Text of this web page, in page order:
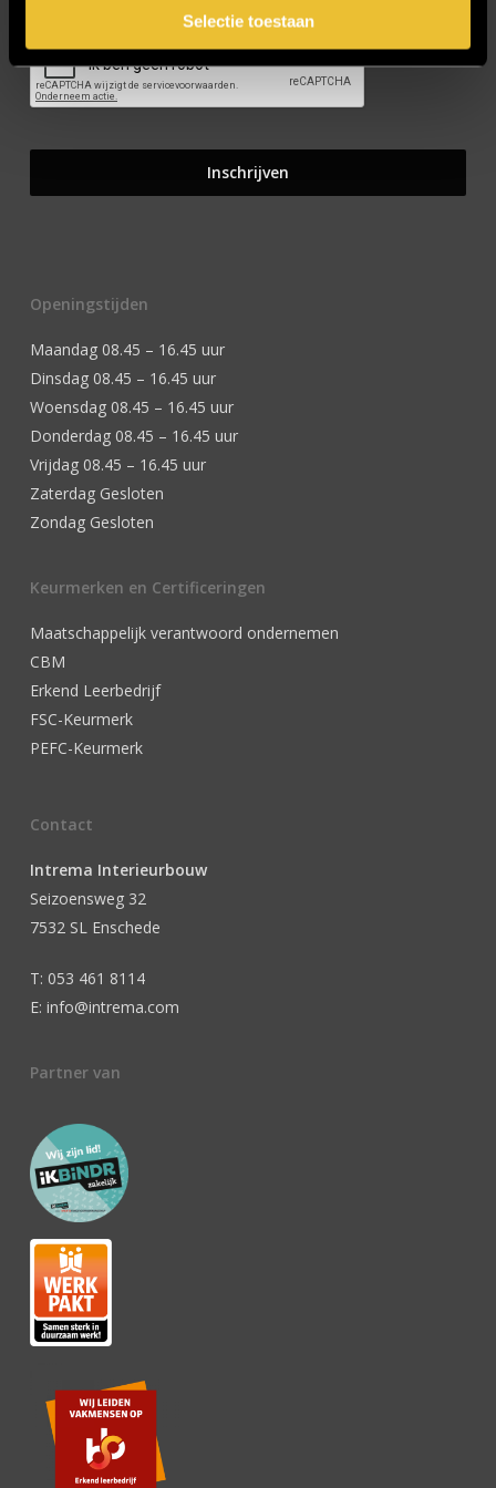
Selectie toestaan
Openingstijden
Maandag 08.45 – 16.45 uur
Dinsdag 08.45 – 16.45 uur
Woensdag 08.45 – 16.45 uur
Donderdag 08.45 – 16.45 uur
Vrijdag 08.45 – 16.45 uur
Zaterdag Gesloten
Zondag Gesloten
Keurmerken en Certificeringen
Maatschappelijk verantwoord ondernemen
CBM
Erkend Leerbedrijf
FSC-Keurmerk
PEFC-Keurmerk
Contact
Intrema Interieurbouw
Seizoensweg 32
7532 SL Enschede
T: 053 461 8114
E: info@intrema.com
Partner van